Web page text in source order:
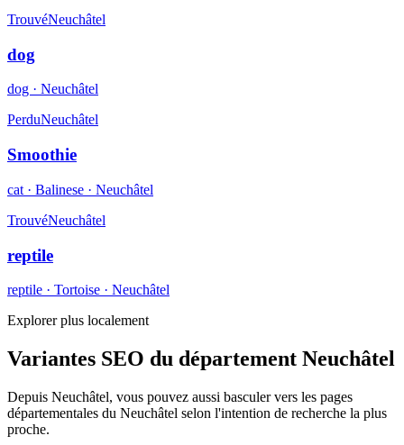
TrouvéNeuchâtel
dog
dog · Neuchâtel
PerduNeuchâtel
Smoothie
cat · Balinese · Neuchâtel
TrouvéNeuchâtel
reptile
reptile · Tortoise · Neuchâtel
Explorer plus localement
Variantes SEO du département Neuchâtel
Depuis Neuchâtel, vous pouvez aussi basculer vers les pages
départementales du Neuchâtel selon l'intention de recherche la plus
proche.